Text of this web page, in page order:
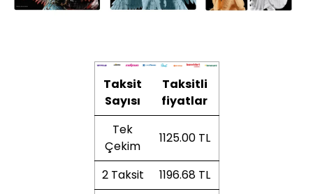
Taksit
Sayısı
Taksitli
fiyatlar
Tek
Çekim
1125.00 TL
2 Taksit
1196.68 TL